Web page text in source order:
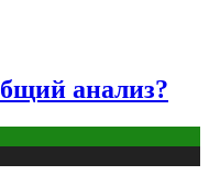
анализ?